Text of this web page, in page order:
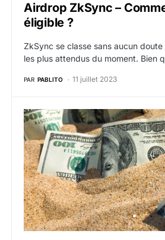
Airdrop ZkSync –
éligible ?
ZkSync se classe sans aucun
les plus attendus du moment. Bien
PAR PABLITO 11 juillet 2023
Ethereum : zkSync récupère